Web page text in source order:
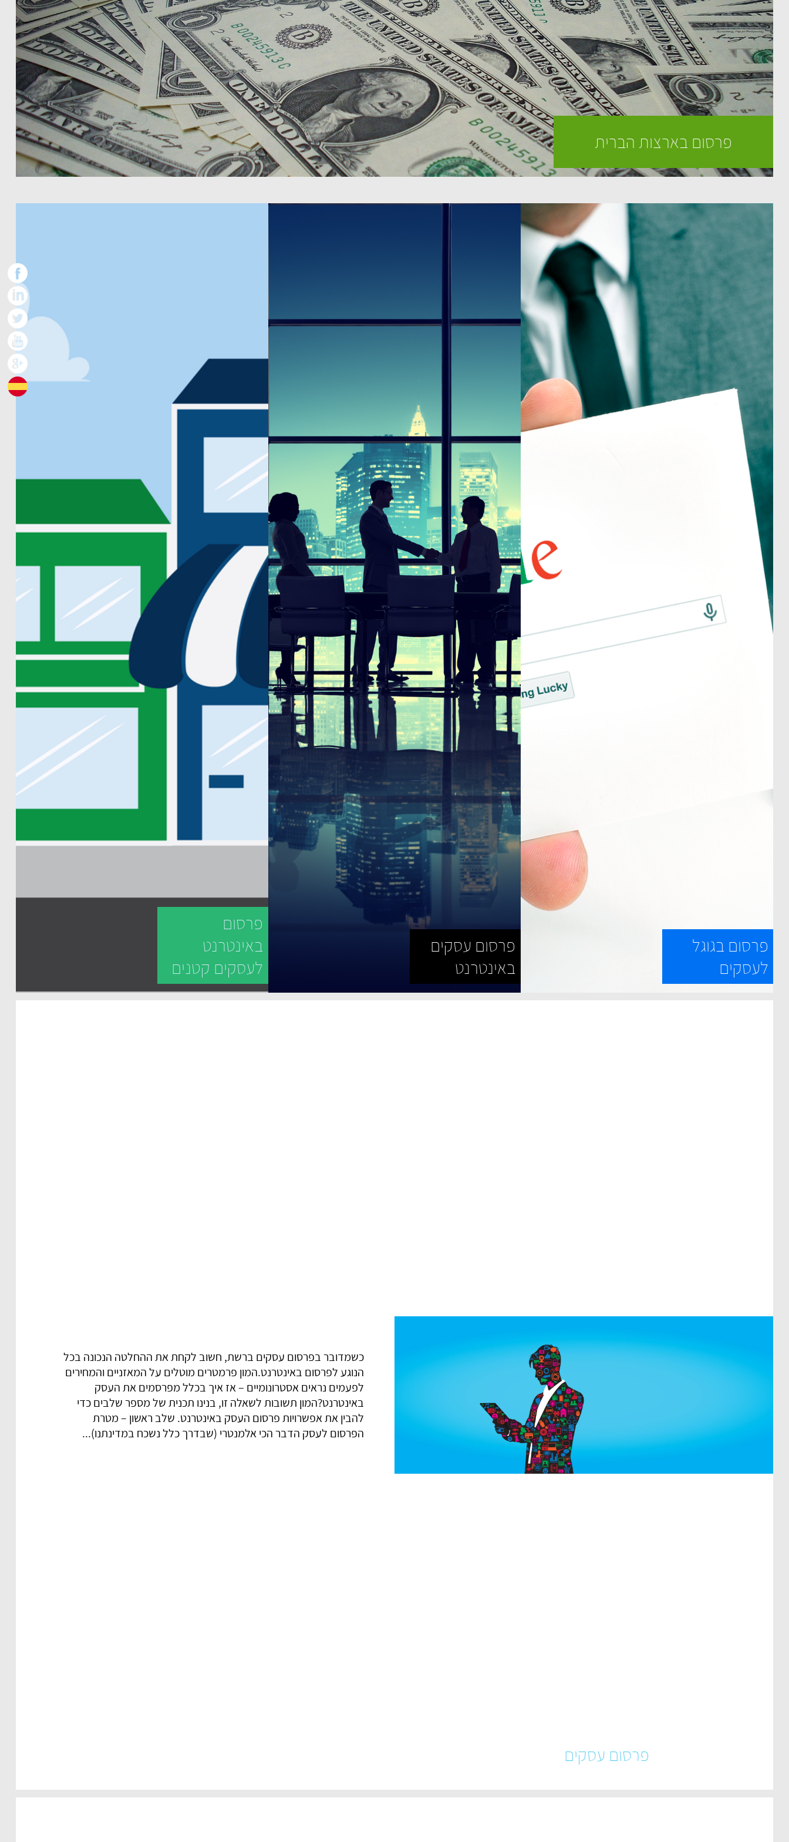
פרסום בארצות הברית
פרסום בגוגל
לעסקים
פרסום עסקים
באינטרנט
פרסום
באינטרנט
לעסקים קטנים
פרסום עסקים
כשמדובר בפרסום עסקים ברשת, חשוב לקחת את ההחלטה הנכונה בכל
הנוגע לפרסום באינטרנט.המון פרמטרים מוטלים על המאזניים והמחירים
לפעמים נראים אסטרונומיים – אז איך בכלל מפרסמים את העסק
באינטרנט?המון תשובות לשאלה זו, בנינו תכנית של מספר שלבים כדי
להבין את אפשרויות פרסום העסק באינטרנט. שלב ראשון – מטרת
הפרסום לעסק הדבר הכי אלמנטרי (שבדרך כלל נשכח במדינתנו)...